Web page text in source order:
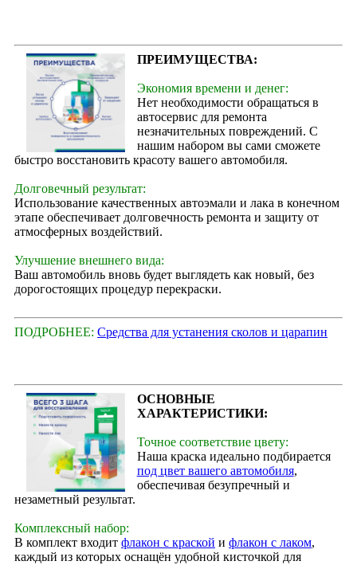
ПРЕИМУЩЕСТВА:
Экономия времени и денег:
Нет необходимости обращаться в
автосервис для ремонта
незначительных повреждений. С
нашим набором вы сами сможете
быстро восстановить красоту вашего автомобиля.
Долговечный результат:
Использование качественных автоэмали и лака в конечном
этапе обеспечивает долговечность ремонта и защиту от
атмосферных воздействий.
Улучшение внешнего вида:
Ваш автомобиль вновь будет выглядеть как новый, без
дорогостоящих процедур перекраски.
ПОДРОБНЕЕ: Средства для устанения сколов и царапин
ОСНОВНЫЕ
ХАРАКТЕРИСТИКИ:
Точное соответствие цвету:
Наша краска идеально подбирается
под цвет вашего автомобиля,
обеспечивая безупречный и
незаметный результат.
Комплексный набор:
В комплект входит флакон с краской и флакон с лаком,
каждый из которых оснащён удобной кисточкой для